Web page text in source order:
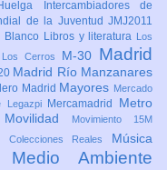
Intercambiadores de
de la Juventud JMJ2011
Blanco Libros y literatura
Los
Los Cerros M-30 Madrid
Madrid Río Manzanares
Madrid Mayores Mercado
Legazpi
Mercamadrid Metro
Movilidad Movimiento 15M
Colecciones Reales Música
Ambiente